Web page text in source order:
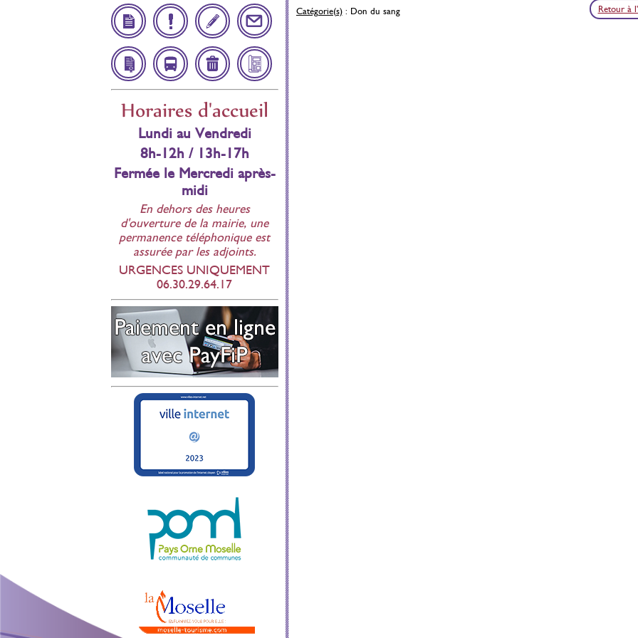
Démarches
Administratives
Infos
Utiles
Inscription
Scolaire
Contact
Affichage
réglementaire
NavetteDéchetteries
Bulletin
Municipal
Horaires d'accueil
Lundi au Vendredi
8h-12h / 13h-17h
Fermée le Mercredi après-
midi
En dehors des heures
d'ouverture de la mairie, une
permanence téléphonique est
assurée par les adjoints.
URGENCES UNIQUEMENT
06.30.29.64.17
Catégorie(s): Don du sang Retour à